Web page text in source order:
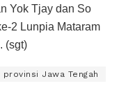
Yok Tjay dan So
2 Lunpia Mataram
(sgt)
provinsi Jawa Tengah